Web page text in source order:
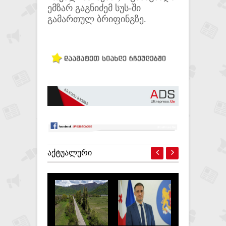
ემზარ გაგნიძემ სუს-ში
გამართულ ბრიფინგზე.
ᲐᲥᲢᲣᲐᲚᲣᲠᲘ